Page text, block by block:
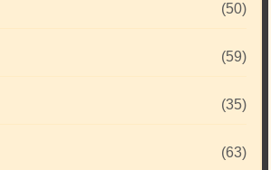
(50)
(59)
(35)
(63)